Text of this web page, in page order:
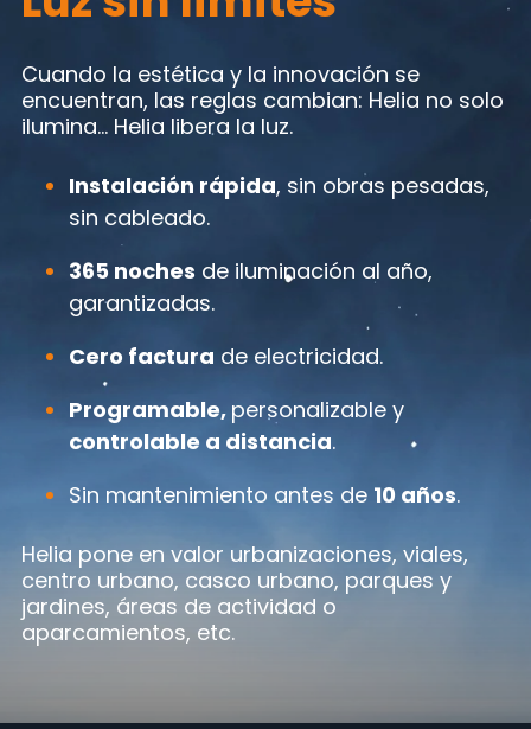
Cuando la estética y la innovación se
encuentran, las reglas cambian: Helia no solo
ilumina… Helia libera la luz.
Instalación rápida, sin obras pesadas,
sin cableado.
365 noches de iluminación al año,
garantizadas.
Cero factura de electricidad.
Programable, personalizable y
controlable a distancia.
Sin mantenimiento antes de 10 años.
Helia pone en valor urbanizaciones, viales,
centro urbano, casco urbano, parques y
jardines, áreas de actividad o
aparcamientos, etc.